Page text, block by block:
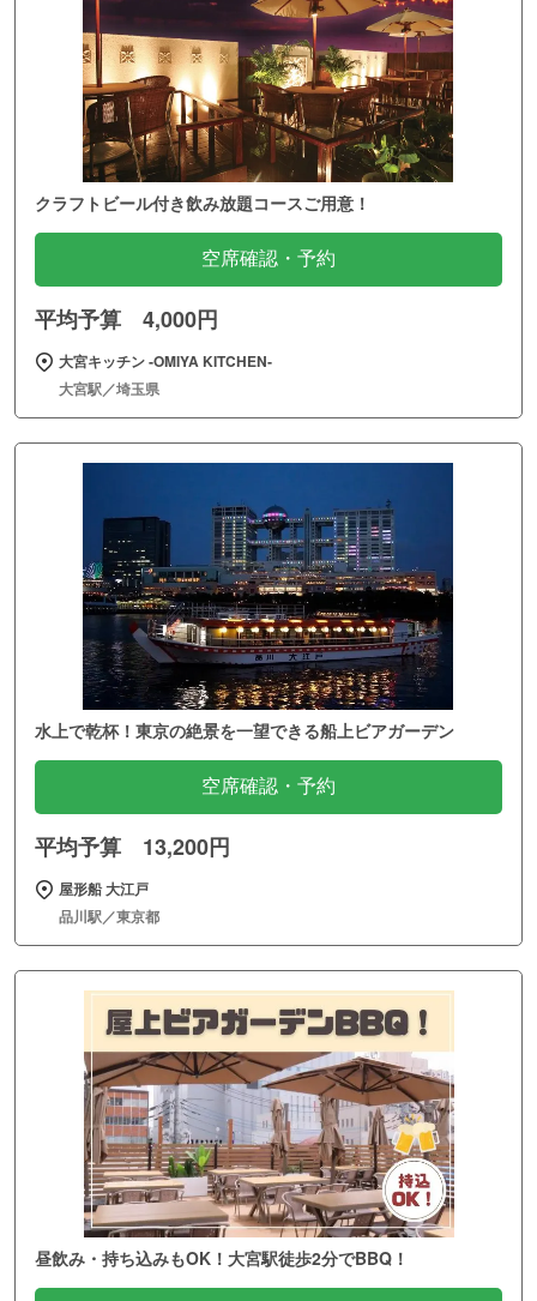
クラフトビール付き飲み放題コースご用意！
空席確認・予約
平均予算 4,000円
大宮キッチン ‐OMIYA KITCHEN‐
大宮駅／埼玉県
水上で乾杯！東京の絶景を一望できる船上ビアガーデン
空席確認・予約
平均予算 13,200円
屋形船 大江戸
品川駅／東京都
昼飲み・持ち込みもOK！大宮駅徒歩2分でBBQ！